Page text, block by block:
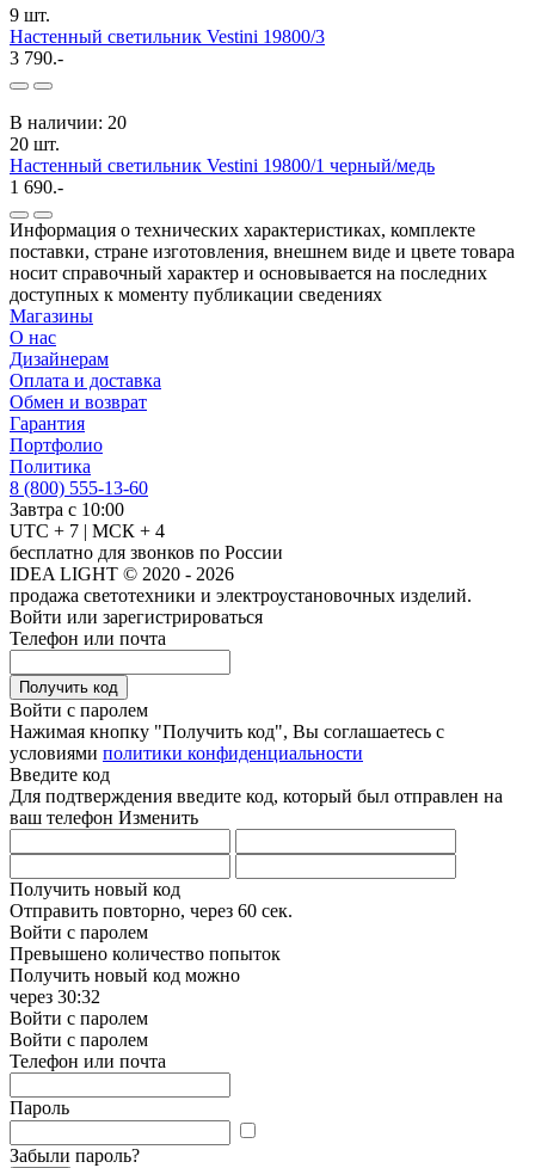
9 шт.
Настенный светильник Vestini 19800/3
3 790.-
В наличии: 20
20 шт.
Настенный светильник Vestini 19800/1 черный/медь
1 690.-
Информация о технических характеристиках, комплекте
поставки, стране изготовления, внешнем виде и цвете товара
носит справочный характер и основывается на последних
доступных к моменту публикации сведениях
Магазины
О нас
Дизайнерам
Оплата и доставка
Обмен и возврат
Гарантия
Портфолио
Политика
8 (800) 555-13-60
Завтра с 10:00
UTC + 7 | МСК + 4
бесплатно для звонков по России
IDEA LIGHT © 2020 - 2026
продажа светотехники и электроустановочных изделий.
Войти или зарегистрироваться
Телефон или почта
Получить код
Войти с паролем
Нажимая кнопку "Получить код", Вы соглашаетесь с
условиями политики конфиденциальности
Введите код
Для подтверждения введите код, который был отправлен на
ваш телефон Изменить
Получить новый код
Отправить повторно, через 60 сек.
Войти с паролем
Превышено количество попыток
Получить новый код можно
через 30:32
Войти с паролем
Войти с паролем
Телефон или почта
Пароль
Забыли пароль?